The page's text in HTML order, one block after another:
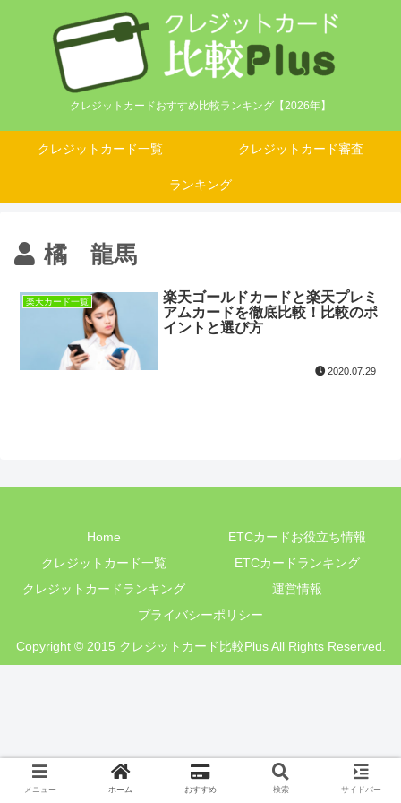
クレジットカードおすすめ比較ランキング【2026年】
クレジットカード一覧 クレジットカード審査
ランキング
橘 龍馬
楽天カード一覧
楽天ゴールドカードと楽天プレミ
アムカードを徹底比較！比較のポ
イントと選び方
2020.07.29
Home
ETCカードお役立ち情報
クレジットカード一覧
ETCカードランキング
クレジットカードランキング
運営情報
プライバシーポリシー
Copyright © 2015 クレジットカード比較Plus All Rights Reserved.
メニュー ホーム おすすめ 検索 サイドバー